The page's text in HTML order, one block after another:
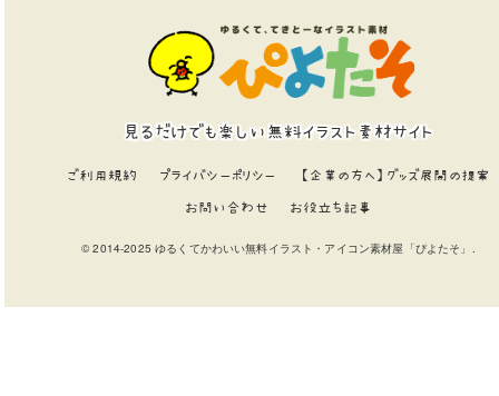
見るだけでも楽しい無料イラスト素材サイト
ご利用規約 プライバシーポリシー 【企業の方へ】グッズ展開の提案
お問い合わせ お役立ち記事
© 2014-2025 ゆるくてかわいい無料イラスト・アイコン素材屋「ぴよたそ」.